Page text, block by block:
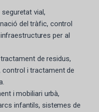
seguretat vial,
del tràfic, control
per al
de residus,
control i tractament de
i mobiliari urbà,
infantils, sistemes de